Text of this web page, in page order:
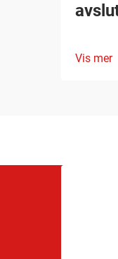
Vis mer